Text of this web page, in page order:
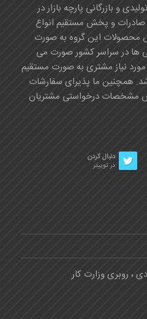
و بازرگانی پارچه بازار در
صادرات و پخش مستقیم انواع
محصولات این گروه به صورت
ها در سراسر کشور صورت می
مورد نیاز مشتری به صورت مستقیم
همچنین ما پذیرای سفارشات
مشخصات درخواستی مشتریان
دنبال کردن
در توییتر
، روبری وزارت کار